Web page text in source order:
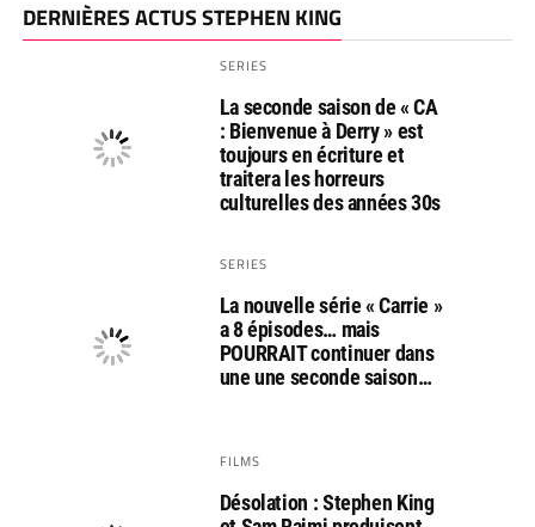
DERNIÈRES ACTUS STEPHEN KING
SERIES
La seconde saison de « CA
: Bienvenue à Derry » est
toujours en écriture et
traitera les horreurs
culturelles des années 30s
SERIES
La nouvelle série « Carrie »
a 8 épisodes… mais
POURRAIT continuer dans
une une seconde saison…
FILMS
Désolation : Stephen King